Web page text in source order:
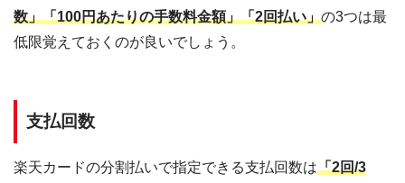
数」「100円あたりの手数料金額」「2回払い」の3つは最
低限覚えておくのが良いでしょう。
支払回数
楽天カードの分割払いで指定できる支払回数は「2回/3